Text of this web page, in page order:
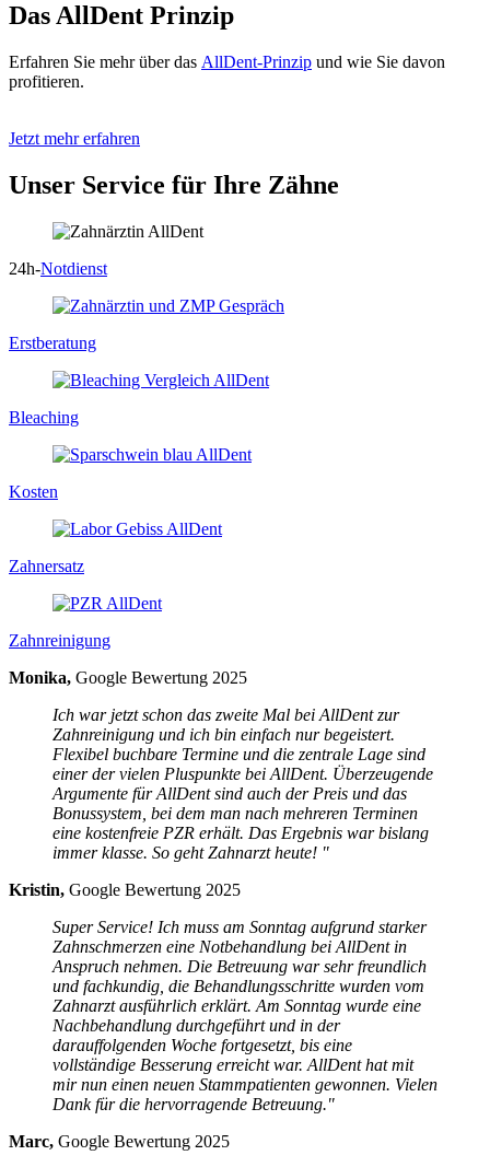
Das AllDent Prinzip
Erfahren Sie mehr über das AllDent-Prinzip und wie Sie davon
profitieren.
Jetzt mehr erfahren
Unser Service für Ihre Zähne
24h-Notdienst
Erstberatung
Bleaching
Kosten
Zahnersatz
Zahnreinigung
Monika, Google Bewertung 2025
Ich war jetzt schon das zweite Mal bei AllDent zur
Zahnreinigung und ich bin einfach nur begeistert.
Flexibel buchbare Termine und die zentrale Lage sind
einer der vielen Pluspunkte bei AllDent. Überzeugende
Argumente für AllDent sind auch der Preis und das
Bonussystem, bei dem man nach mehreren Terminen
eine kostenfreie PZR erhält. Das Ergebnis war bislang
immer klasse. So geht Zahnarzt heute! "
Kristin, Google Bewertung 2025
Super Service! Ich muss am Sonntag aufgrund starker
Zahnschmerzen eine Notbehandlung bei AllDent in
Anspruch nehmen. Die Betreuung war sehr freundlich
und fachkundig, die Behandlungsschritte wurden vom
Zahnarzt ausführlich erklärt. Am Sonntag wurde eine
Nachbehandlung durchgeführt und in der
darauffolgenden Woche fortgesetzt, bis eine
vollständige Besserung erreicht war. AllDent hat mit
mir nun einen neuen Stammpatienten gewonnen. Vielen
Dank für die hervorragende Betreuung."
Marc, Google Bewertung 2025